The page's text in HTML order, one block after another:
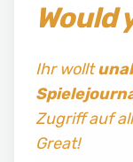
Would
Ihr wollt
Zugriff auf
Great!